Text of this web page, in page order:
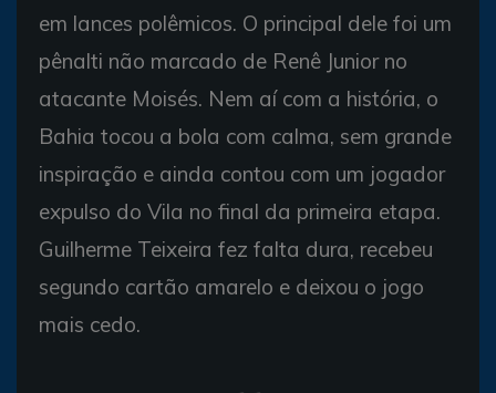
em lances polêmicos. O principal dele foi um
pênalti não marcado de Renê Junior no
atacante Moisés. Nem aí com a história, o
Bahia tocou a bola com calma, sem grande
inspiração e ainda contou com um jogador
expulso do Vila no final da primeira etapa.
Guilherme Teixeira fez falta dura, recebeu
segundo cartão amarelo e deixou o jogo
mais cedo.